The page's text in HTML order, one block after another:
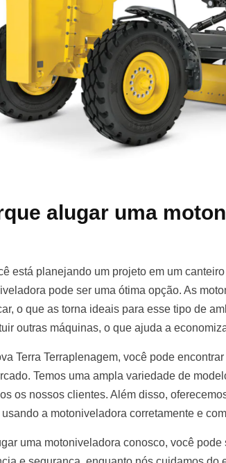
alugar uma
está planejando um projeto em um
pode ser uma ótima opção. As
o que as torna ideais para esse tipo de
outras máquinas, o que ajuda a
Terra Terraplenagem, você pode
Temos uma ampla variedade de
os nossos clientes. Além disso,
a motoniveladora corretamente e
uma motoniveladora conosco, você